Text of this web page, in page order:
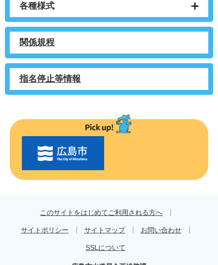
各種様式
関係規程
指名停止等情報
このサイトをはじめてご利用される方へ
サイトポリシー サイトマップ お問い合わせ
SSLについて